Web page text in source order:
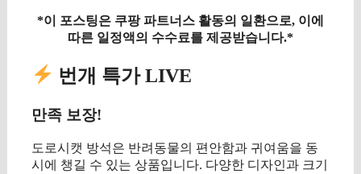
*이 포스팅은 쿠팡 파트너스 활동의 일환으로, 이에
따른 일정액의 수수료를 제공받습니다.*
번개 특가 LIVE
만족 보장!
도로시캣 방석은 반려동물의 편안함과 귀여움을 동
시에 챙길 수 있는 상품입니다. 다양한 디자인과 크기